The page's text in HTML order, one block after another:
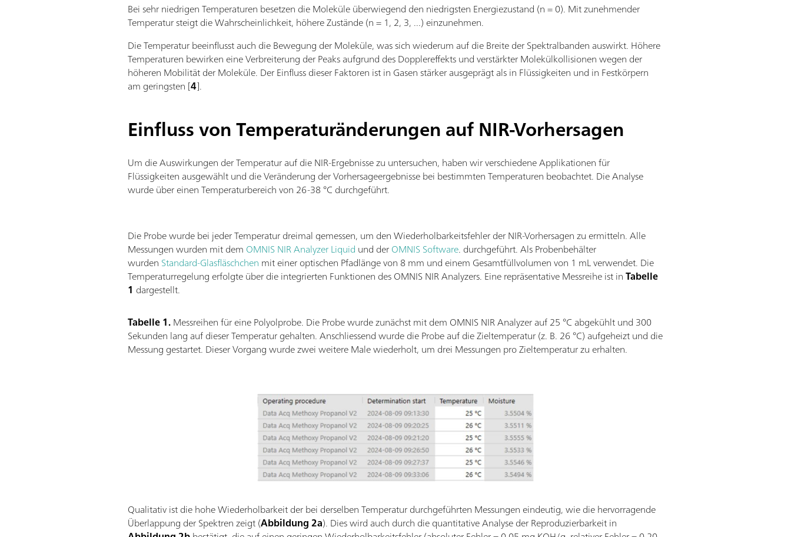
Bei sehr niedrigen Temperaturen besetzen die Moleküle überwiegend den niedrigsten Energiezustand (n = 0). Mit zunehmender
Temperatur steigt die Wahrscheinlichkeit, höhere Zustände (n = 1, 2, 3, ...) einzunehmen.
Die Temperatur beeinflusst auch die Bewegung der Moleküle, was sich wiederum auf die Breite der Spektralbanden auswirkt. Höhere
Temperaturen bewirken eine Verbreiterung der Peaks aufgrund des Dopplereffekts und verstärkter Molekülkollisionen wegen der
höheren Mobilität der Moleküle. Der Einfluss dieser Faktoren ist in Gasen stärker ausgeprägt als in Flüssigkeiten und in Festkörpern
am geringsten [4].
Einfluss von Temperaturänderungen auf NIR-Vorhersagen
Um die Auswirkungen der Temperatur auf die NIR-Ergebnisse zu untersuchen, haben wir verschiedene Applikationen für
Flüssigkeiten ausgewählt und die Veränderung der Vorhersageergebnisse bei bestimmten Temperaturen beobachtet. Die Analyse
wurde über einen Temperaturbereich von 26-38 °C durchgeführt.
Die Probe wurde bei jeder Temperatur dreimal gemessen, um den Wiederholbarkeitsfehler der NIR-Vorhersagen zu ermitteln. Alle
Messungen wurden mit dem OMNIS NIR Analyzer Liquid und derOMNIS Software. durchgeführt. Als Probenbehälter
wurden Standard-Glasfläschchen mit einer optischen Pfadlänge von 8 mm und einem Gesamtfüllvolumen von 1 mL verwendet. Die
Temperaturregelung erfolgte über die integrierten Funktionen des OMNIS NIR Analyzers. Eine repräsentative Messreihe ist inTabelle
1 dargestellt.
Tabelle 1.Messreihen für eine Polyolprobe. Die Probe wurde zunächst mit dem OMNIS NIR Analyzer auf 25 °C abgekühlt und 300
Sekunden lang auf dieser Temperatur gehalten. Anschliessend wurde die Probe auf die Zieltemperatur (z. B. 26 °C) aufgeheizt und die
Messung gestartet. Dieser Vorgang wurde zwei weitere Male wiederholt, um drei Messungen pro Zieltemperatur zu erhalten.
Qualitativ ist die hohe Wiederholbarkeit der bei derselben Temperatur durchgeführten Messungen eindeutig, wie die hervorragende
Überlappung der Spektren zeigt (Abbildung 2a). Dies wird auch durch die quantitative Analyse der Reproduzierbarkeit in